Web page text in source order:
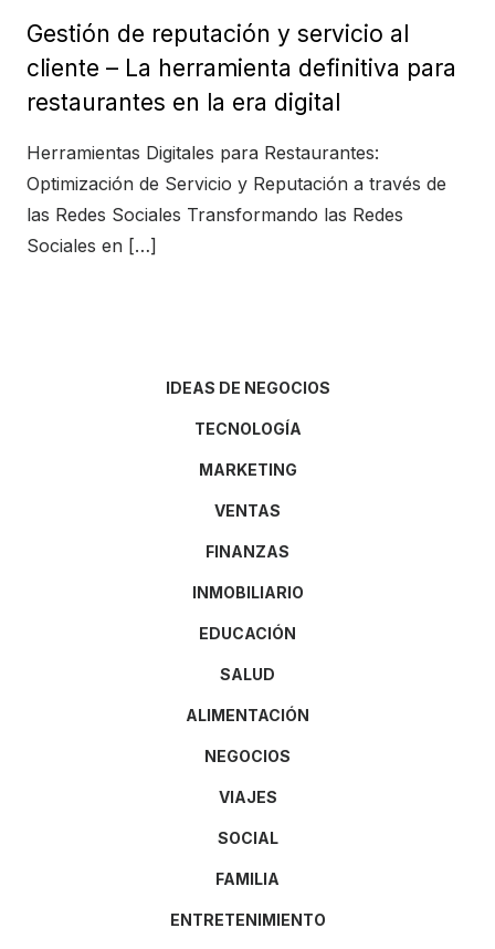
Gestión de reputación y servicio al
cliente – La herramienta definitiva para
restaurantes en la era digital
Herramientas Digitales para Restaurantes:
Optimización de Servicio y Reputación a través de
las Redes Sociales Transformando las Redes
Sociales en […]
IDEAS DE NEGOCIOS
TECNOLOGÍA
MARKETING
VENTAS
FINANZAS
INMOBILIARIO
EDUCACIÓN
SALUD
ALIMENTACIÓN
NEGOCIOS
VIAJES
SOCIAL
FAMILIA
ENTRETENIMIENTO